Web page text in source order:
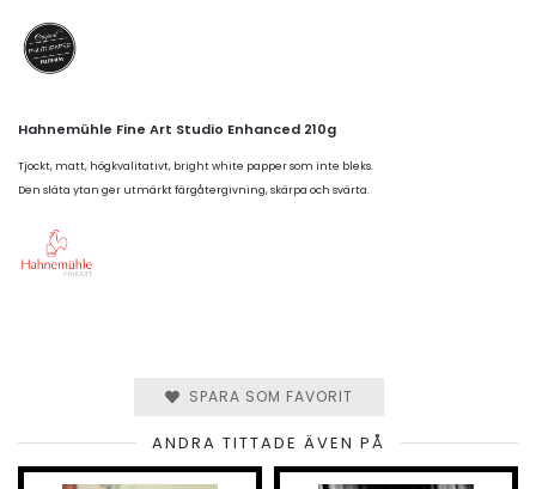
Hahnemühle Fine Art Studio Enhanced 210g
Tjockt, matt, högkvalitativt, bright white papper som inte bleks.
Den släta ytan ger utmärkt färgåtergivning, skärpa och svärta.
SPARA SOM FAVORIT
ANDRA TITTADE ÄVEN PÅ